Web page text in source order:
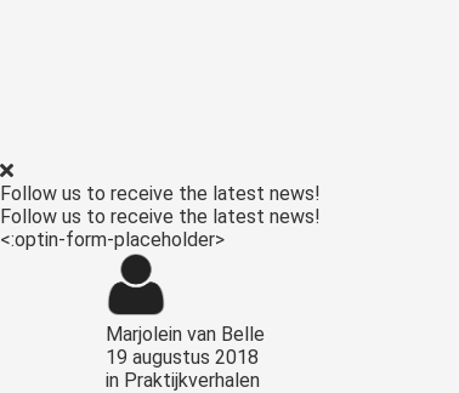
Follow us to receive the latest news!
Follow us to receive the latest news!
<:optin-form-placeholder>
Marjolein van Belle
19 augustus 2018
in Praktijkverhalen